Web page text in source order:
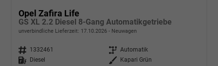
Opel Zafira Life
GS XL 2.2 Diesel 8-Gang Automatikgetriebe
unverbindliche Lieferzeit: 17.10.2026 Neuwagen
Fahrzeugnr. 1332461 Getriebe Automatik
Kraftstoff
Diesel Außenfarbe
Kapari Grün